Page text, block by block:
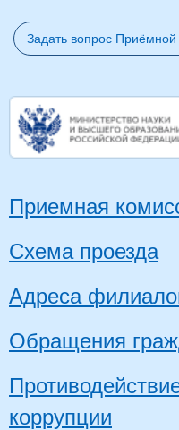
Задать вопрос Приёмной
Приемная
Схема проезда
Адреса
Обращения
коррупции